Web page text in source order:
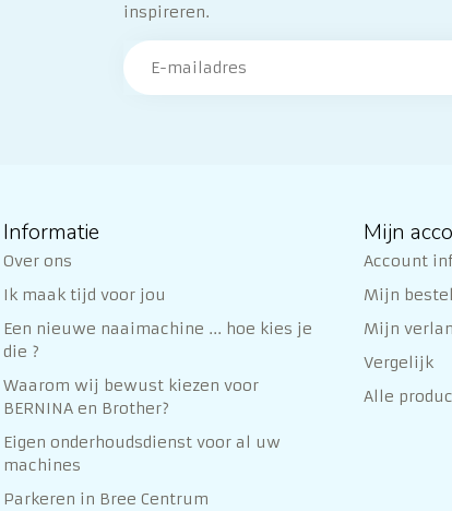
inspireren.
Informatie
Over ons
Ik maak tijd voor jou
Een nieuwe naaimachine ... hoe kies je
die ?
Waarom wij bewust kiezen voor
BERNINA en Brother?
Eigen onderhoudsdienst voor al uw
machines
Parkeren in Bree Centrum
Mijn
Account
Mijn
Mijn
Vergelijk
Alle